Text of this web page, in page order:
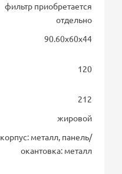
фильтр приобретается
отдельно
90.60х60х44
120
212
жировой
корпус: металл, панель/
окантовка: металл